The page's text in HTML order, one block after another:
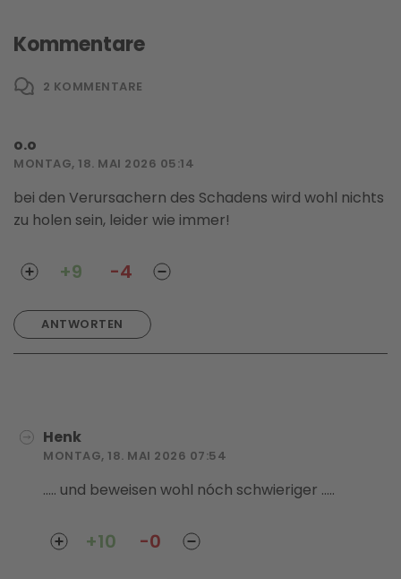
Kommentare
2 KOMMENTARE
o.o
MONTAG, 18. MAI 2026 05:14
bei den Verursachern des Schadens wird wohl nichts
zu holen sein, leider wie immer!
ANTWORTEN
+9 -4
Henk
MONTAG, 18. MAI 2026 07:54
..... und beweisen wohl nóch schwieriger .....
+10 -0